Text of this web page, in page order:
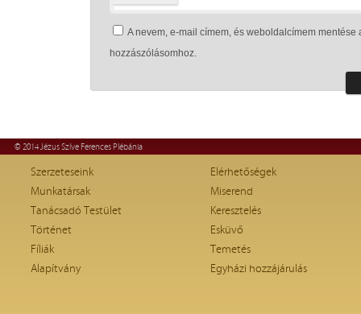
A nevem, e-mail címem, és weboldalcímem
hozzászólásomhoz.
© 2014 Jézus Szíve Ferences Plébánia
Szerzeteseink
Munkatársak
Tanácsadó Testület
Történet
Fíliák
Alapítvány
Elérhetőségek
Miserend
Keresztelés
Esküvő
Temetés
Egyházi hozzájárulás